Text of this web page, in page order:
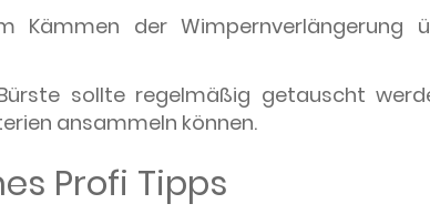
Kämmen der Wimpernverlängerung
sollte regelmäßig getauscht
ansammeln können.
Profi Tipps